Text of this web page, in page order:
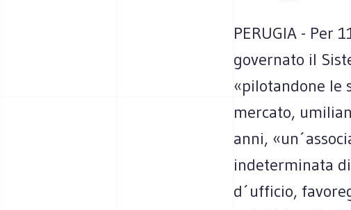
PERUGIA - Per
governato il
«pilotandone le
mercato,
anni,
indeterminata
d´ufficio,